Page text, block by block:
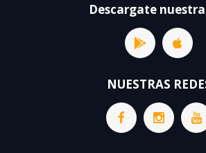
Descargate
NUESTRAS